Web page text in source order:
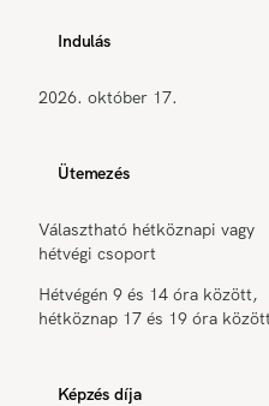
Indulás
2026. október 17.
Ütemezés
Választható hétköznapi vagy
hétvégi csoport
Hétvégén 9 és 14 óra között,
hétköznap 17 és 19 óra
Képzés díja